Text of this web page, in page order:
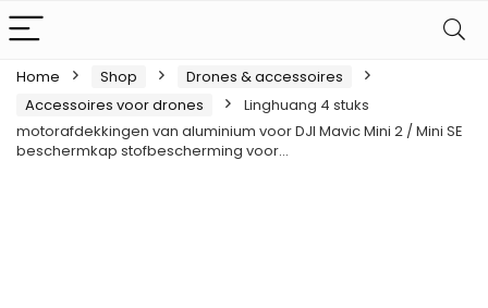
Home Shop
Drones & accessoires
Accessoires voor drones
Linghuang 4 stuks
motorafdekkingen van aluminium voor DJI Mavic Mini 2 / Mini SE
beschermkap stofbescherming voor…